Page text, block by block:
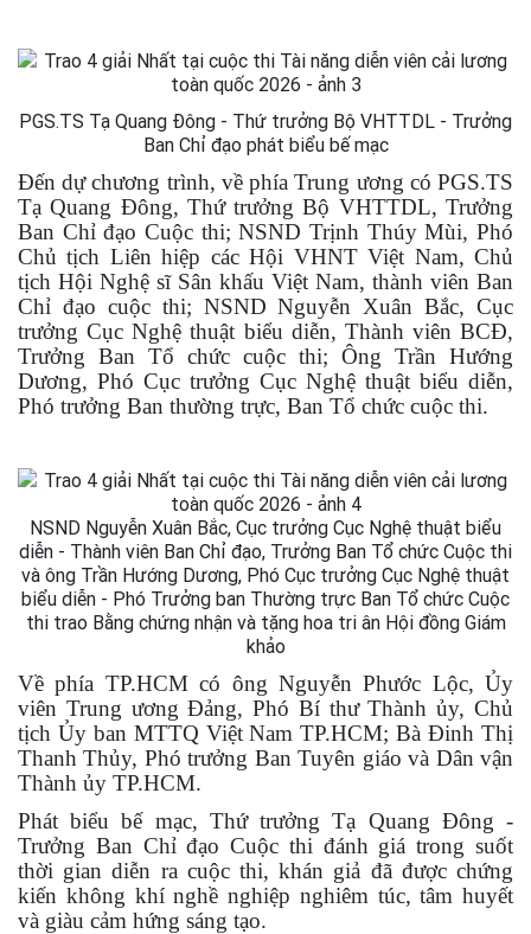
PGS.TS Tạ Quang Đông - Thứ trưởng Bộ VHTTDL - Trưởng
Ban Chỉ đạo phát biểu bế mạc
Đến dự chương trình, về phía Trung ương có PGS.TS
Tạ Quang Đông, Thứ trưởng Bộ VHTTDL, Trưởng
Ban Chỉ đạo Cuộc thi; NSND Trịnh Thúy Mùi, Phó
Chủ tịch Liên hiệp các Hội VHNT Việt Nam, Chủ
tịch Hội Nghệ sĩ Sân khấu Việt Nam, thành viên Ban
Chỉ đạo cuộc thi; NSND Nguyễn Xuân Bắc, Cục
trưởng Cục Nghệ thuật biểu diễn, Thành viên BCĐ,
Trưởng Ban Tổ chức cuộc thi; Ông Trần Hướng
Dương, Phó Cục trưởng Cục Nghệ thuật biểu diễn,
Phó trưởng Ban thường trực, Ban Tổ chức cuộc thi.
NSND Nguyễn Xuân Bắc, Cục trưởng Cục Nghệ thuật biểu
diễn - Thành viên Ban Chỉ đạo, Trưởng Ban Tổ chức Cuộc thi
và ông Trần Hướng Dương, Phó Cục trưởng Cục Nghệ thuật
biểu diễn - Phó Trưởng ban Thường trực Ban Tổ chức Cuộc
thi trao Bằng chứng nhận và tặng hoa tri ân Hội đồng Giám
khảo
Về phía TP.HCM có ông Nguyễn Phước Lộc, Ủy
viên Trung ương Đảng, Phó Bí thư Thành ủy, Chủ
tịch Ủy ban MTTQ Việt Nam TP.HCM; Bà Đinh Thị
Thanh Thủy, Phó trưởng Ban Tuyên giáo và Dân vận
Thành ủy TP.HCM.
Phát biểu bế mạc, Thứ trưởng Tạ Quang Đông -
Trưởng Ban Chỉ đạo Cuộc thi đánh giá trong suốt
thời gian diễn ra cuộc thi, khán giả đã được chứng
kiến không khí nghề nghiệp nghiêm túc, tâm huyết
và giàu cảm hứng sáng tạo.